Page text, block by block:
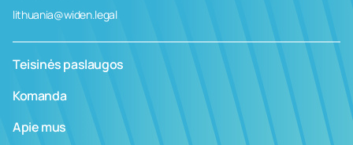
lithuania@widen.legal
Teisinės paslaugos
Komanda
Apie mus